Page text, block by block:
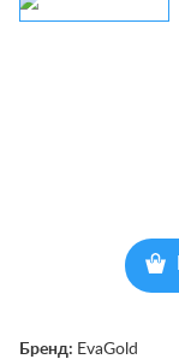
Бренд: EvaGold